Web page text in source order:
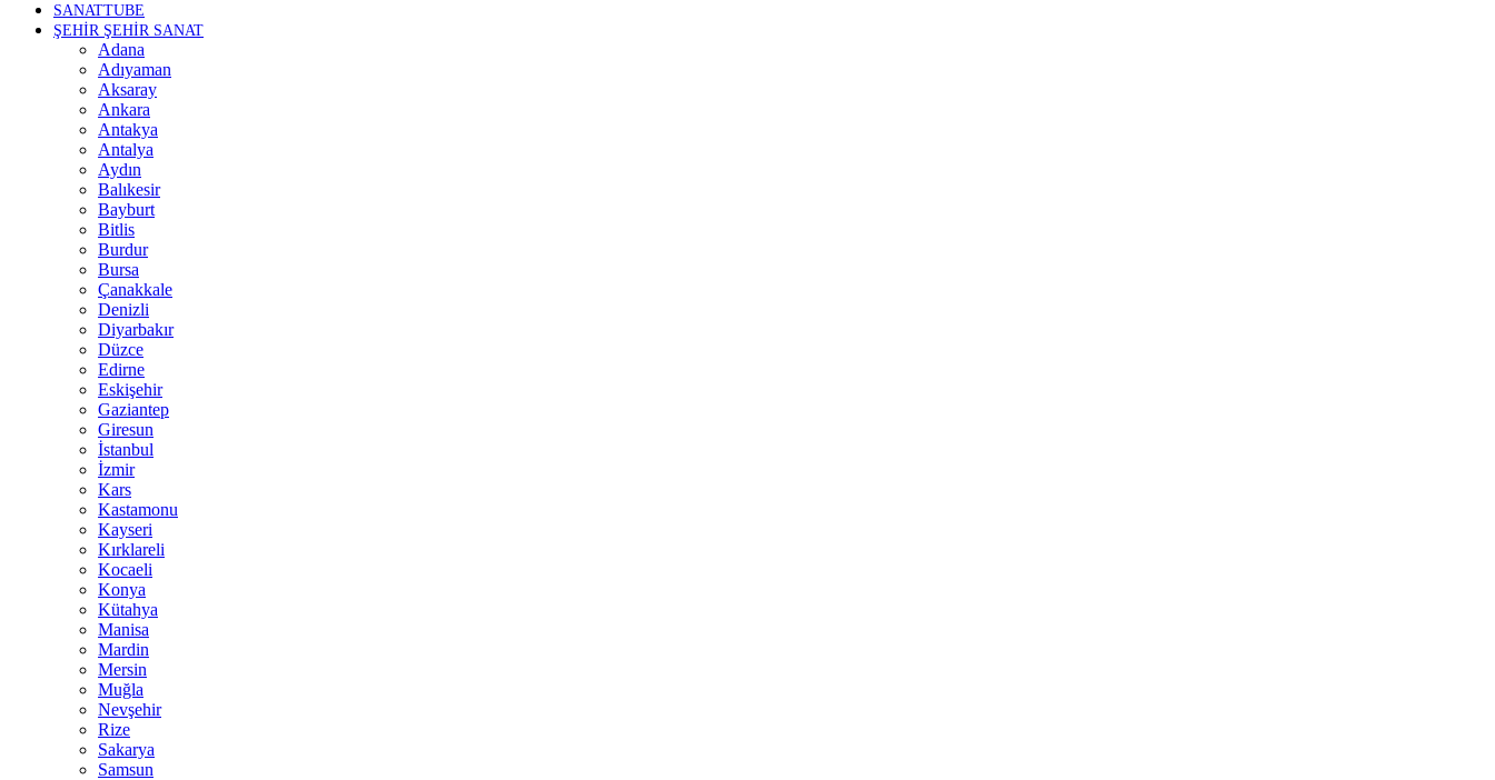
SANATTUBE
ŞEHİR ŞEHİR SANAT
Adana
Adıyaman
Aksaray
Ankara
Antakya
Antalya
Aydın
Balıkesir
Bayburt
Bitlis
Burdur
Bursa
Çanakkale
Denizli
Diyarbakır
Düzce
Edirne
Eskişehir
Gaziantep
Giresun
İstanbul
İzmir
Kars
Kastamonu
Kayseri
Kırklareli
Kocaeli
Konya
Kütahya
Manisa
Mardin
Mersin
Muğla
Nevşehir
Rize
Sakarya
Samsun